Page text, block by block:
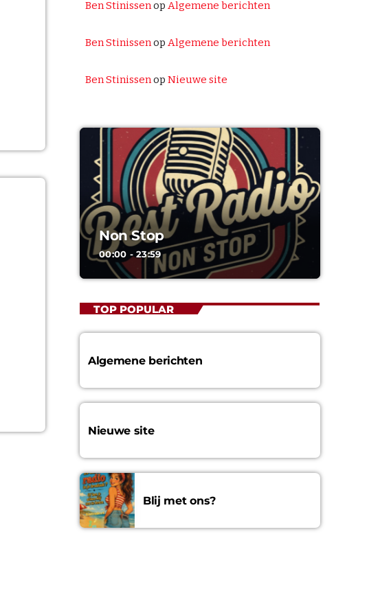
THE BEST HITS NON STOP
18:00 - 20:00
Ben Stinissenop Algemene berichten
Ben Stinissenop Algemene berichten
Ben Stinissenop Nieuwe site
Non Stop
00:00 - 23:59
TOP POPULAR
Algemene berichten
Nieuwe site
Blij met ons?